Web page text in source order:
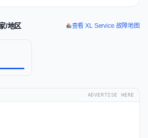
/地区 查看 XL Service 故障地图
ADVERTISE HERE